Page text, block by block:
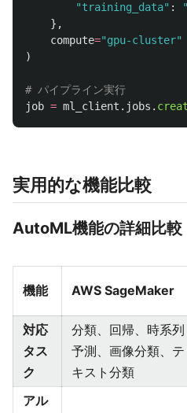
"training_data" : "
},
compute="gpu-cluster"
)
job = ml_client . jobs .
実用的な機能比較
AutoML機能の詳細比較
機能 AWS SageMaker
対応
タス
ク
分類、回帰、時系列
予測、画像分類、テ
キスト分類
アル